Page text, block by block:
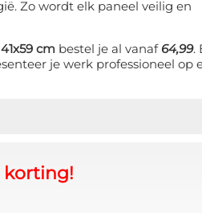
Zo wordt elk paneel veilig en
cm bestel je al vanaf 64,99.
je werk professioneel op
korting!